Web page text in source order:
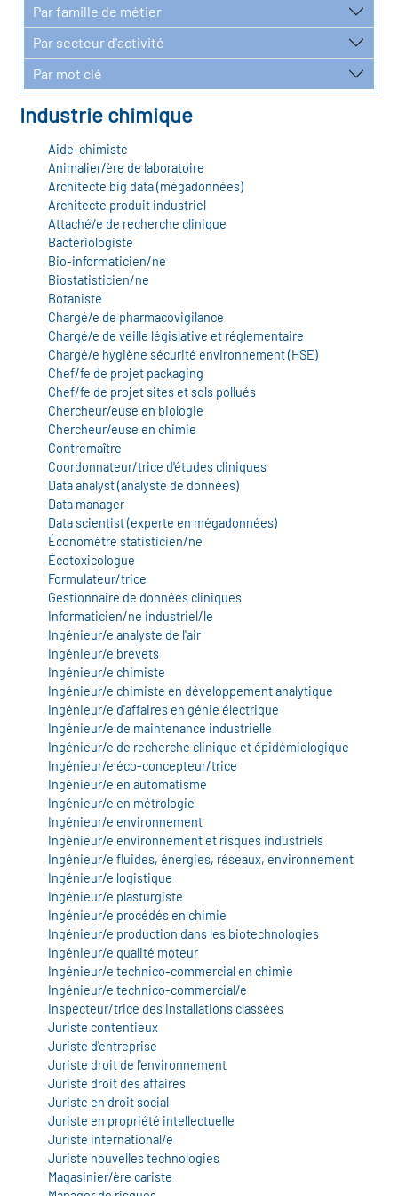
les métiers
clés métiers et
lieu d'information ou
des métiers en
des transitions
de l'Economie
Solidaire (ESS)
du secteur sanitaire
de l'Industrie
emploi-formation
des secteurs (en
construction)
Par famille de métier
Par secteur d'activité
Par mot clé
Industrie chimique
Aide-chimiste
Animalier/ère de laboratoire
Architecte big data (mégadonnées)
Architecte produit industriel
Attaché/e de recherche clinique
Bactériologiste
Bio-informaticien/ne
Biostatisticien/ne
Botaniste
Chargé/e de pharmacovigilance
Chargé/e de veille législative et réglementaire
Chargé/e hygiène sécurité environnement (HSE)
Chef/fe de projet packaging
Chef/fe de projet sites et sols pollués
Chercheur/euse en biologie
Chercheur/euse en chimie
Contremaître
Coordonnateur/trice d'études cliniques
Data analyst (analyste de données)
Data manager
Data scientist (experte en mégadonnées)
Économètre statisticien/ne
Écotoxicologue
Formulateur/trice
Gestionnaire de données cliniques
Informaticien/ne industriel/le
Ingénieur/e analyste de l'air
Ingénieur/e brevets
Ingénieur/e chimiste
Ingénieur/e chimiste en développement analytique
Ingénieur/e d'affaires en génie électrique
Ingénieur/e de maintenance industrielle
Ingénieur/e de recherche clinique et épidémiologique
Ingénieur/e éco-concepteur/trice
Ingénieur/e en automatisme
Ingénieur/e en métrologie
Ingénieur/e environnement
Ingénieur/e environnement et risques industriels
Ingénieur/e fluides, énergies, réseaux, environnement
Ingénieur/e logistique
Ingénieur/e plasturgiste
Ingénieur/e procédés en chimie
Ingénieur/e production dans les biotechnologies
Ingénieur/e qualité moteur
Ingénieur/e technico-commercial en chimie
Ingénieur/e technico-commercial/e
Inspecteur/trice des installations classées
Juriste contentieux
Juriste d'entreprise
Juriste droit de l'environnement
Juriste droit des affaires
Juriste en droit social
Juriste en propriété intellectuelle
Juriste international/e
Juriste nouvelles technologies
Magasinier/ère cariste